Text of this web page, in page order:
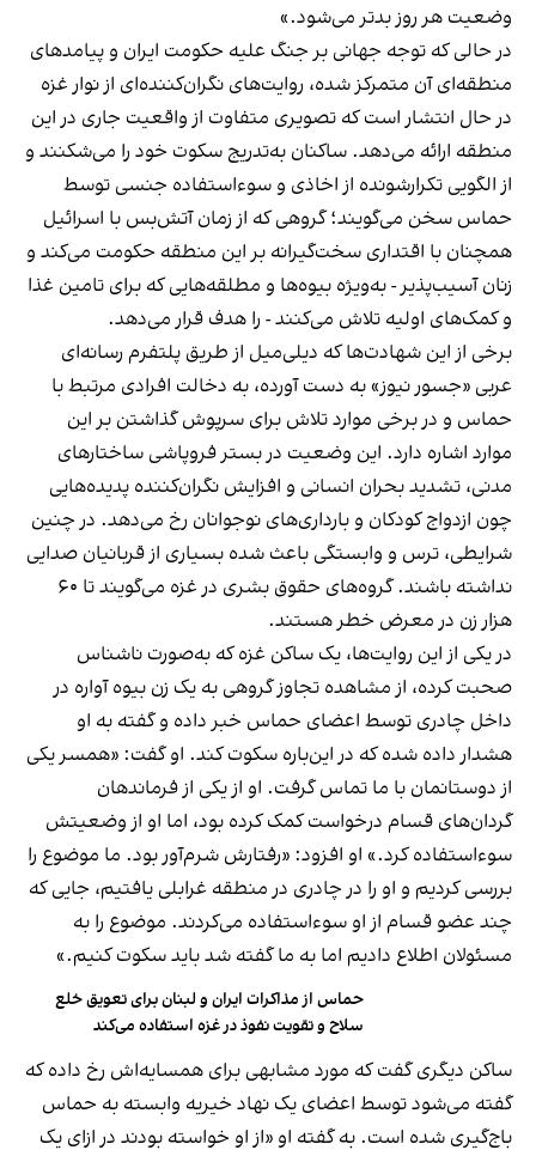
وضعیت هر روز بدتر می‌شود.»
در حالی که توجه جهانی بر جنگ علیه حکومت ایران و پیامدهای
منطقه‌ای آن متمرکز شده، روایت‌های نگران‌کننده‌ای از نوار غزه
در حال انتشار است که تصویری متفاوت از واقعیت جاری در این
منطقه ارائه می‌دهد. ساکنان به‌تدریج سکوت خود را می‌شکنند و
از الگویی تکرارشونده از اخاذی و سوءاستفاده جنسی توسط
حماس سخن می‌گویند؛ گروهی که از زمان آتش‌بس با اسرائیل
همچنان با اقتداری سخت‌گیرانه بر این منطقه حکومت می‌کند و
زنان آسیب‌پذیر - به‌ویژه بیوه‌ها و مطلقه‌هایی که برای تامین غذا
و کمک‌های اولیه تلاش می‌کنند - را هدف قرار می‌دهد.
برخی از این شهادت‌ها که دیلی‌میل از طریق پلتفرم رسانه‌ای
عربی «جسور نیوز» به دست آورده، به دخالت افرادی مرتبط با
حماس و در برخی موارد تلاش برای سرپوش گذاشتن بر این
موارد اشاره دارد. این وضعیت در بستر فروپاشی ساختارهای
مدنی، تشدید بحران انسانی و افزایش نگران‌کننده پدیده‌هایی
چون ازدواج کودکان و بارداری‌های نوجوانان رخ می‌دهد. در چنین
شرایطی، ترس و وابستگی باعث شده بسیاری از قربانیان صدایی
نداشته باشند. گروه‌های حقوق بشری در غزه می‌گویند تا ۶۰
هزار زن در معرض خطر هستند.
در یکی از این روایت‌ها، یک ساکن غزه که به‌صورت ناشناس
صحبت کرده، از مشاهده تجاوز گروهی به یک زن بیوه آواره در
داخل چادری توسط اعضای حماس خبر داده و گفته به او
هشدار داده شده که در این‌باره سکوت کند. او گفت: «همسر یکی
از دوستانمان با ما تماس گرفت. او از یکی از فرماندهان
گردان‌های قسام درخواست کمک کرده بود، اما او از وضعیتش
سوءاستفاده کرد.» او افزود: «رفتارش شرم‌آور بود. ما موضوع را
بررسی کردیم و او را در چادری در منطقه غرابلی یافتیم، جایی که
چند عضو قسام از او سوءاستفاده می‌کردند. موضوع را به
مسئولان اطلاع دادیم اما به ما گفته شد باید سکوت کنیم.»
حماس از مذاکرات ایران و لبنان برای تعویق خلع
سلاح و تقویت نفوذ در غزه استفاده می‌کند
ساکن دیگری گفت که مورد مشابهی برای همسایه‌اش رخ داده که
گفته می‌شود توسط اعضای یک نهاد خیریه وابسته به حماس
باج‌گیری شده است. به گفته او «از او خواسته بودند در ازای یک